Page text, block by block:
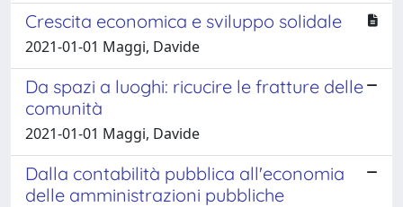
Crescita economica e sviluppo solidale
2021-01-01 Maggi, Davide
Da spazi a luoghi: ricucire le fratture delle
comunità
2021-01-01 Maggi, Davide
Dalla contabilità pubblica all'economia
delle amministrazioni pubbliche